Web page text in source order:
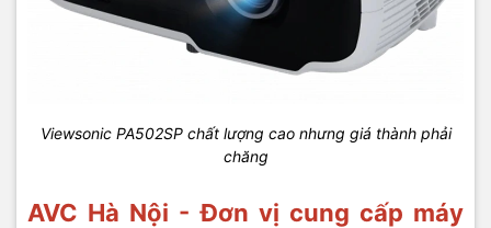
Viewsonic PA502SP chất lượng cao nhưng giá thành phải
chăng
AVC Hà Nội - Đơn vị cung cấp máy